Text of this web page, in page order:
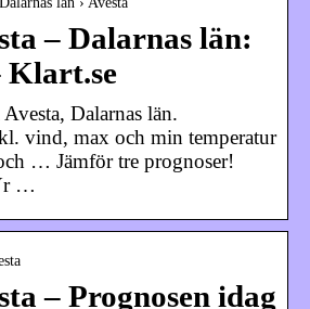
– Dalarnas län:
Klart.se
Dalarnas län.
vind, max och min temperatur
… Jämför tre prognoser!
…
– Prognosen idag